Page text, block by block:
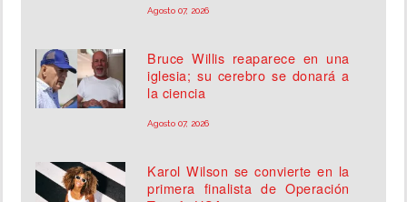
Agosto 07, 2026
Bruce Willis reaparece en una
iglesia; su cerebro se donará a
la ciencia
Agosto 07, 2026
Karol Wilson se convierte en la
primera finalista de Operación